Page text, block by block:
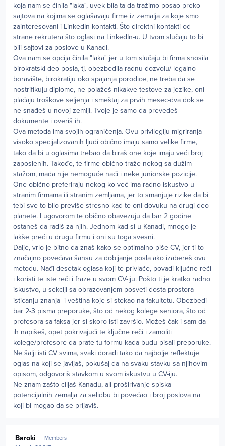
koja nam se činila "laka", uvek bila ta da tražimo posao preko
sajtova na kojima se oglašavaju firme iz zemalja za koje smo
zainteresovani i LinkedIn kontakti. Što direktni kontakti od
strane rekrutera što oglasi na LinkedIn-u. U tvom slučaju to bi
bili sajtovi za poslove u Kanadi.
Ova nam se opcija činila "laka" jer u tom slučaju bi firma snosila
birokratski deo posla, tj. obezbedila radnu dozvolu/ legalno
boravište, birokratiju oko spajanja porodice, ne treba da se
nostrifikuju diplome, ne polažeš nikakve testove za jezike, oni
plaćaju troškove seljenja i smeštaj za prvih mesec-dva dok se
ne snađeš u novoj zemlji. Tvoje je samo da prevedeš
dokumente i overiš ih.
Ova metoda ima svojih ograničenja. Ovu privilegiju migriranja
visoko specijalizovanih ljudi obično imaju samo velike firme,
tako da bi u oglasima trebao da biraš one koje imaju veći broj
zaposlenih. Takođe, te firme obično traže nekog sa dužim
stažom, mada nije nemoguće naći i neke juniorske pozicije.
One obično preferiraju nekog ko već ima radno iskustvo u
stranim firmama ili stranim zemljama, jer to smanjuje rizike da bi
tebi sve to bilo previše stresno kad te oni dovuku na drugi deo
planete. I ugovorom te obično obavezuju da bar 2 godine
ostaneš da radiš za njih. Jednom kad si u Kanadi, mnogo je
lakše preći u drugu firmu i oni su toga svesni.
Dalje, vrlo je bitno da znaš kako se optimalno piše CV, jer ti to
značajno povećava šansu za dobijanje posla ako izabereš ovu
metodu. Nađi desetak oglasa koji te privlače, povadi ključne reči
i koristi te iste reči i fraze u svom CV-iju. Pošto ti je kratko radno
iskustvo, u sekciji sa obrazovanjem posveti dosta prostora
isticanju znanja i veština koje si stekao na fakultetu. Obezbedi
bar 2-3 pisma preporuke, što od nekog kolege seniora, što od
profesora sa faksa jer si skoro isti završio. Možeš čak i sam da
ih napišeš, opet pokrivajući te ključne reči i zamoliti
kolege/profesore da prate tu formu kada budu pisali preporuke.
Ne šalji isti CV svima, svaki doradi tako da najbolje reflektuje
oglas na koji se javljaš, pokušaj da na svaku stavku sa njihovim
opisom, odgovoriš stavkom u svom iskustvu u CV-iju.
Ne znam zašto ciljaš Kanadu, ali proširivanje spiska
potencijalnih zemalja za selidbu bi povećao i broj poslova na
koji bi mogao da se prijaviš.
Baroki Members